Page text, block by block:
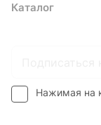
Каталог
Нажимая на